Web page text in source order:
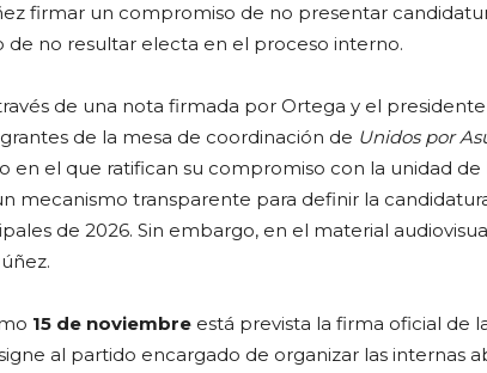
firmar un compromiso de no presentar
de no resultar electa en el proceso interno.
de una nota firmada por Ortega y el presidente
de la mesa de coordinación de Unidos por
en el que ratifican su compromiso con la unidad de
mecanismo transparente para definir la
de 2026. Sin embargo, en el material
15 de noviembre está prevista la firma oficial de
al partido encargado de organizar las internas